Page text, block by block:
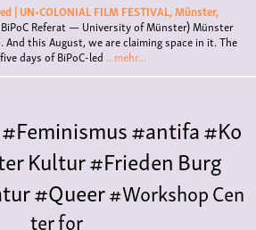
| UN•COLONIAL FILM FESTIVAL, Münster,
Referat — University of Münster)Münster
this August, we are claiming space in it. The
days of BiPoC-led ...mehr...
#Feminismus#antifa#Ko
Kultur#FriedenBurg
#Queer#WorkshopCen
ter for